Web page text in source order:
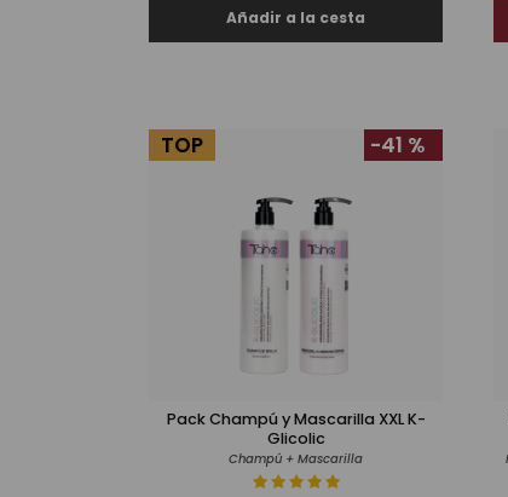
Pack Champú y Mascarilla XXL K-
Glicolic
Champú + Mascarilla
TOP -41 %